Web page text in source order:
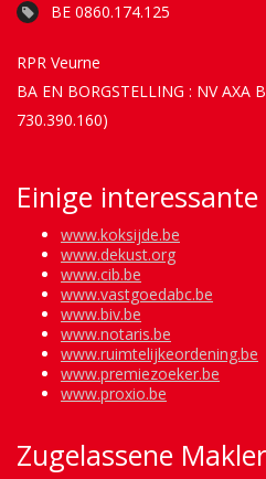
BE 0860.174.125
RPR Veurne
BA EN BORGSTELLING : NV AXA
730.390.160)
Einige interessante
www.koksijde.be
www.dekust.org
www.cib.be
www.vastgoedabc.be
www.biv.be
www.notaris.be
www.ruimtelijkeordening.be
www.premiezoeker.be
www.proxio.be
Zugelassene Makler